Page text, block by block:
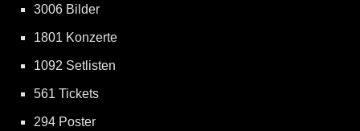
3006 Bilder
1801 Konzerte
1092 Setlisten
561 Tickets
294 Poster